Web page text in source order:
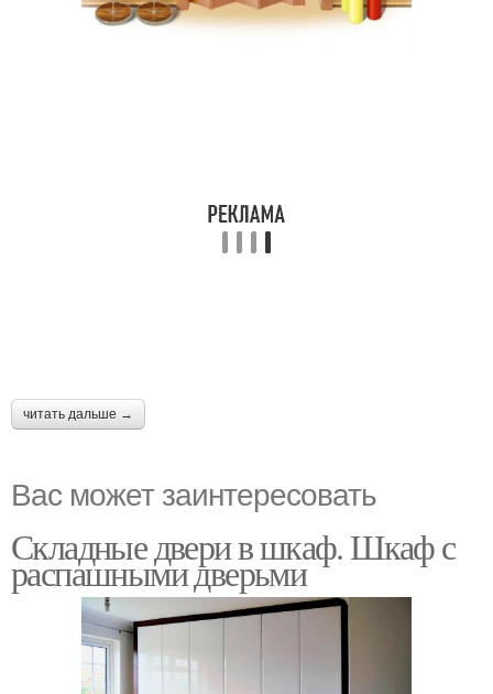
читать дальше →
Вас может заинтересовать
Складные двери в шкаф. Шкаф с
распашными дверьми